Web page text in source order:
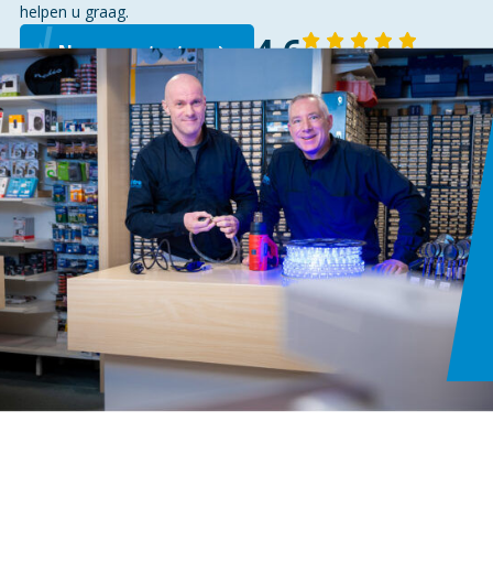
helpen u graag.
Neem contact op 4,6 143 reviews